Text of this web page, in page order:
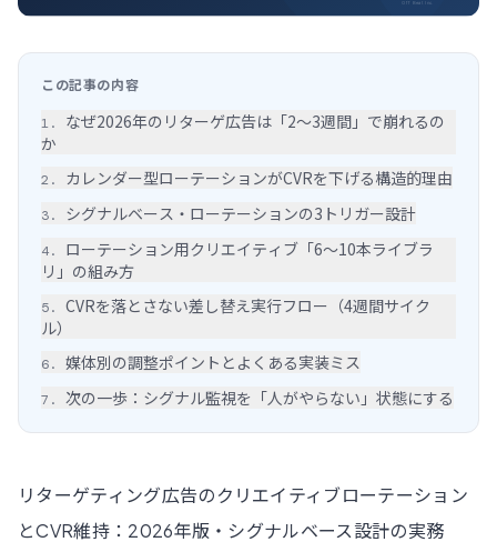
この記事の内容
1.
なぜ2026年のリターゲ広告は「2〜3週間」で崩れるの
か
2 . カレンダー型ローテーションがCVRを下げる構造的理由
3. シグナルベース・ローテーションの3トリガー設計
4.
ローテーション用クリエイティブ「6〜10本ライブラ
リ」の組み方
5.
CVRを落とさない差し替え実行フロー（4週間サイク
ル）
6. 媒体別の調整ポイントとよくある実装ミス
7 . 次の一歩：シグナル監視を「人がやらない」状態にする
リターゲティング広告のクリエイティブローテーション
とCVR維持：2026年版・シグナルベース設計の実務